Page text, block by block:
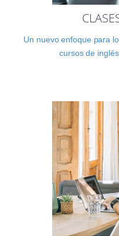
Un nuevo enfoque para
cursos de